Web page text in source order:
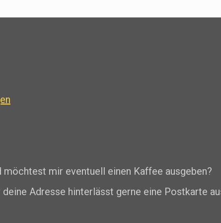
mir eventuell einen Kaffee ausgeben?
Adresse hinterlässt gerne eine Postkarte